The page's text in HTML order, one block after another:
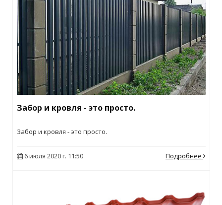
Забор и кровля - это просто.
Забор и кровля - это просто.
6 июля 2020 г. 11:50 Подробнее